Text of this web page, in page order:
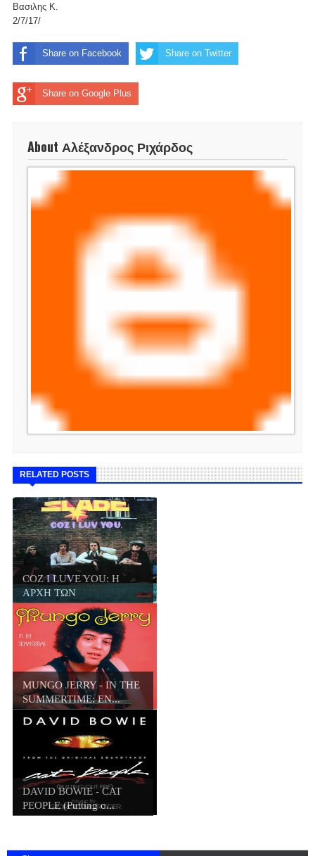
Βασιλης Κ.
2/7/17/
Share on Facebook Share on Twitter
Share on Google Plus
About Αλέξανδρος Ριχάρδος
RELATED POSTS
COZ I LUVE YOU: Η
ΑΡΧΗ ΤΩΝ
ΗΘΕΛΗΜΕΝ...
ΜUNGO JERRY - IN THE
SUMMERTIME: ΕΝ...
DAVID BOWIE - CAT
PEOPLE (Putting o...